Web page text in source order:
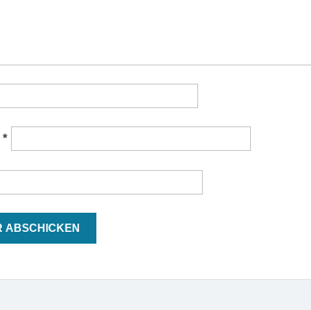
*